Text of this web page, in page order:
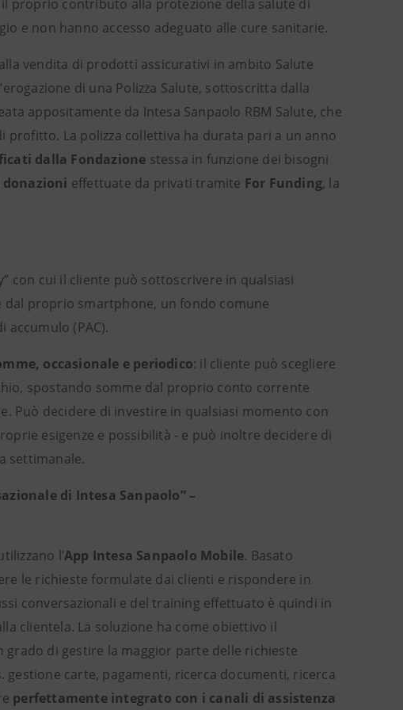
proprio contributo alla protezione della salute di
e non hanno accesso adeguato alle cure sanitarie.
vendita di prodotti assicurativi in ambito Salute
di una Polizza Salute, sottoscritta dalla
appositamente da Intesa Sanpaolo RBM Salute, che
La polizza collettiva ha durata pari a un anno
dalla Fondazione stessa in funzione dei bisogni
donazioni effettuate da privati tramite For Funding, la
con cui il cliente può sottoscrivere in qualsiasi
proprio smartphone, un fondo comune
accumulo (PAC).
occasionale e periodico: il cliente può scegliere
spostando somme dal proprio conto corrente
Può decidere di investire in qualsiasi momento con
esigenze e possibilità - e può inoltre decidere di
settimanale.
di Intesa Sanpaolo” –
l’App Intesa Sanpaolo Mobile. Basato
le richieste formulate dai clienti e rispondere in
conversazionali e del training effettuato è quindi in
clientela. La soluzione ha come obiettivo il
grado di gestire la maggior parte delle richieste
carte, pagamenti, ricerca documenti, ricerca
perfettamente integrato con i canali di assistenza